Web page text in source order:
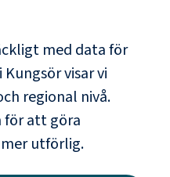
med data för
i Kungsörvisar vi
regional nivå.
för att göra
utförlig.